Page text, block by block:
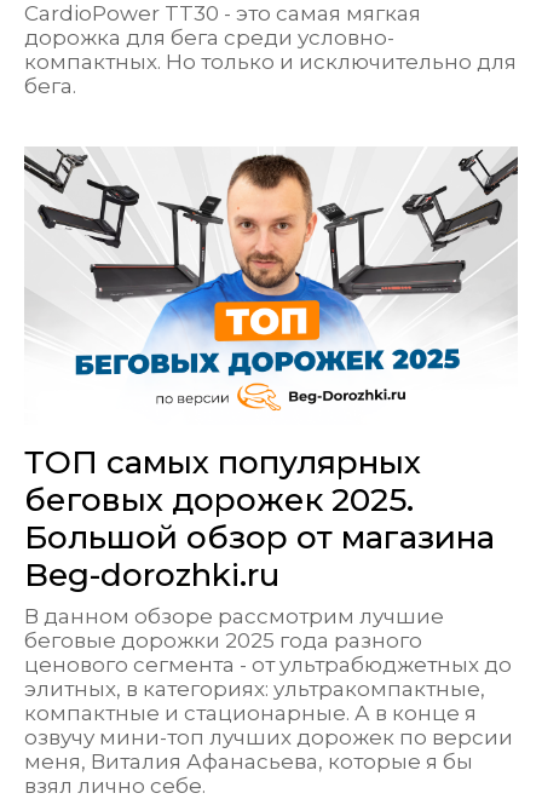
CardioPower TT30 - это самая мягкая
дорожка для бега среди условно-
компактных. Но только и исключительно для
бега.
ТОП самых популярных
беговых дорожек 2025.
Большой обзор от магазина
Beg-dorozhki.ru
В данном обзоре рассмотрим лучшие
беговые дорожки 2025 года разного
ценового сегмента - от ультрабюджетных до
элитных, в категориях: ультракомпактные,
компактные и стационарные. А в конце я
озвучу мини-топ лучших дорожек по версии
меня, Виталия Афанасьева, которые я бы
взял лично себе.